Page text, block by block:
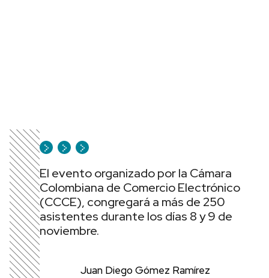
El evento organizado por la Cámara
Colombiana de Comercio Electrónico
(CCCE), congregará a más de 250
asistentes durante los días 8 y 9 de
noviembre.
Juan Diego Gómez Ramírez